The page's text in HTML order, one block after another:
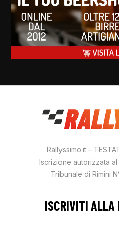
Rallyssimo.it –
Iscrizione autorizzata
Tribunale di Rimini
ISCRIVITI ALLA